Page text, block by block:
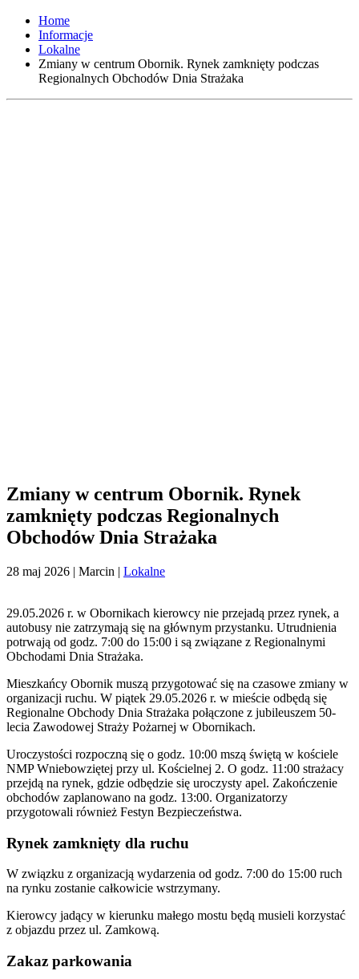
Home
Informacje
Lokalne
Zmiany w centrum Obornik. Rynek zamknięty podczas
Regionalnych Obchodów Dnia Strażaka
Zmiany w centrum Obornik. Rynek
zamknięty podczas Regionalnych
Obchodów Dnia Strażaka
28 maj 2026 | Marcin | Lokalne
29.05.2026 r. w Obornikach kierowcy nie przejadą przez rynek, a
autobusy nie zatrzymają się na głównym przystanku. Utrudnienia
potrwają od godz. 7:00 do 15:00 i są związane z Regionalnymi
Obchodami Dnia Strażaka.
Mieszkańcy Obornik muszą przygotować się na czasowe zmiany w
organizacji ruchu. W piątek 29.05.2026 r. w mieście odbędą się
Regionalne Obchody Dnia Strażaka połączone z jubileuszem 50-
lecia Zawodowej Straży Pożarnej w Obornikach.
Uroczystości rozpoczną się o godz. 10:00 mszą świętą w kościele
NMP Wniebowziętej przy ul. Kościelnej 2. O godz. 11:00 strażacy
przejdą na rynek, gdzie odbędzie się uroczysty apel. Zakończenie
obchodów zaplanowano na godz. 13:00. Organizatorzy
przygotowali również Festyn Bezpieczeństwa.
Rynek zamknięty dla ruchu
W związku z organizacją wydarzenia od godz. 7:00 do 15:00 ruch
na rynku zostanie całkowicie wstrzymany.
Kierowcy jadący w kierunku małego mostu będą musieli korzystać
z objazdu przez ul. Zamkową.
Zakaz parkowania